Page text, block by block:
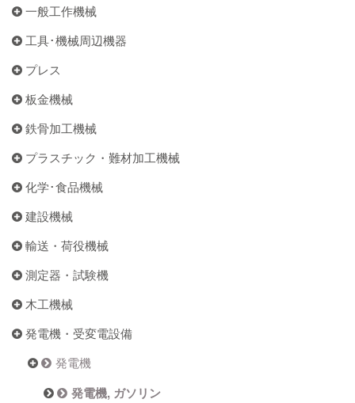
一般工作機械
工具･機械周辺機器
プレス
板金機械
鉄骨加工機械
プラスチック・難材加工機械
化学･食品機械
建設機械
輸送・荷役機械
測定器・試験機
木工機械
発電機・受変電設備
発電機
発電機, ガソリン